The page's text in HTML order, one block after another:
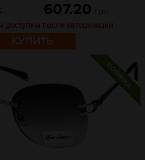
607.20 грн
доступны после авторизации
КУПИТЬ